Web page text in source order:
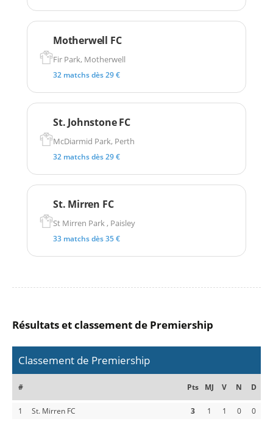
Motherwell FC
Fir Park, Motherwell
32 matchs dès 29 €
St. Johnstone FC
McDiarmid Park, Perth
32 matchs dès 29 €
St. Mirren FC
St Mirren Park , Paisley
33 matchs dès 35 €
Résultats et classement de Premiership
Classement de Premiership
# Pts MJ V N D
1 St. Mirren FC 3 1 1 0
0